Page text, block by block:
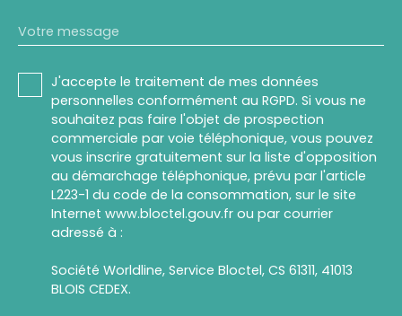
Votre message
J'accepte le traitement de mes données
personnelles conformément au RGPD. Si vous ne
souhaitez pas faire l'objet de prospection
commerciale par voie téléphonique, vous pouvez
vous inscrire gratuitement sur la liste d'opposition
au démarchage téléphonique, prévu par l'article
L223-1 du code de la consommation, sur le site
Internet www.bloctel.gouv.fr ou par courrier
adressé à :
Société Worldline, Service Bloctel, CS 61311, 41013
BLOIS CEDEX.